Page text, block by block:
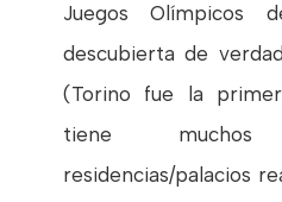
Juegos Olímpicos
descubierta de
(Torino fue la
tiene
residencias/palacios